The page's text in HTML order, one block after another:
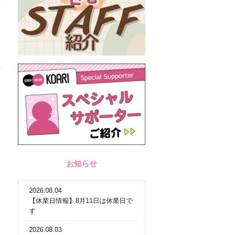
お知らせ
2026.08.04
【休業日情報】8月11日は休業日で
す
2026.08.03